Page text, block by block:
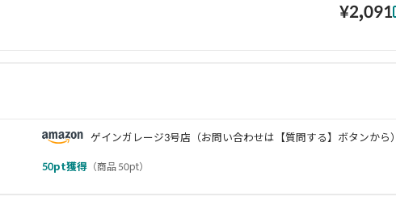
¥2,091
ゲインガレージ3号店（お問い合わせは【質問する】ボタンから）
50pt獲得 （商品 50pt）